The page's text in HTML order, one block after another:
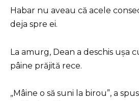
Habar nu aveau că acele
deja spre ei.
La amurg, Dean a deschis ușa
pâine prăjită rece.
„Mâine o să suni la birou”, a